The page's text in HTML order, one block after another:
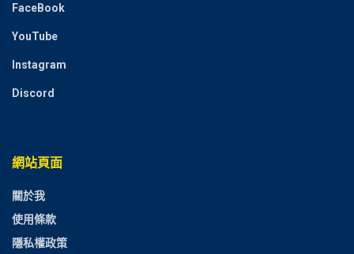
FaceBook
YouTube
Instagram
Discord
網站頁面
關於我
使用條款
隱私權政策